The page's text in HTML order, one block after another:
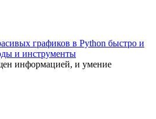
графиков в Python быстро и
и инструменты
информацией, и умение